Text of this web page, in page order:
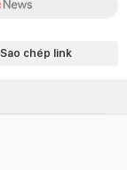
Sao chép link